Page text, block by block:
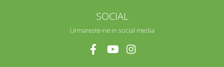
SOCIAL
Urmareste-ne in social media